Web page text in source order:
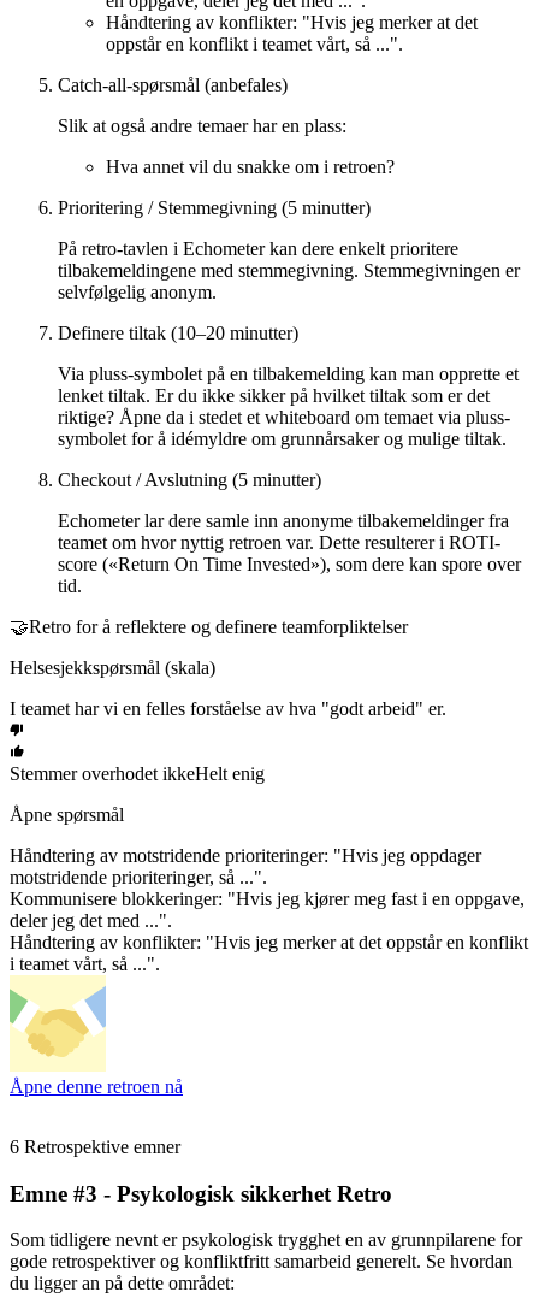
Håndtering av konflikter: "Hvis jeg merker at det
oppstår en konflikt i teamet vårt, så ...".
Catch-all-spørsmål (anbefales)
Slik at også andre temaer har en plass:
Hva annet vil du snakke om i retroen?
Prioritering / Stemmegivning (5 minutter)
På retro-tavlen i Echometer kan dere enkelt prioritere
tilbakemeldingene med stemmegivning. Stemmegivningen er
selvfølgelig anonym.
Definere tiltak (10–20 minutter)
Via pluss-symbolet på en tilbakemelding kan man opprette et
lenket tiltak. Er du ikke sikker på hvilket tiltak som er det
riktige? Åpne da i stedet et whiteboard om temaet via pluss-
symbolet for å idémyldre om grunnårsaker og mulige tiltak.
Checkout / Avslutning (5 minutter)
Echometer lar dere samle inn anonyme tilbakemeldinger fra
teamet om hvor nyttig retroen var. Dette resulterer i ROTI-
score («Return On Time Invested»), som dere kan spore over
tid.
🤝Retro for å reflektere og definere teamforpliktelser
Helsesjekkspørsmål (skala)
I teamet har vi en felles forståelse av hva "godt arbeid" er.
Stemmer overhodet ikkeHelt enig
Åpne spørsmål
Håndtering av motstridende prioriteringer: "Hvis jeg oppdager
motstridende prioriteringer, så ...".
Kommunisere blokkeringer: "Hvis jeg kjører meg fast i en oppgave,
deler jeg det med ...".
Håndtering av konflikter: "Hvis jeg merker at det oppstår en konflikt
i teamet vårt, så ...".
Åpne denne retroen nå
6 Retrospektive emner
Emne #3 - Psykologisk sikkerhet Retro
Som tidligere nevnt er psykologisk trygghet en av grunnpilarene for
gode retrospektiver og konfliktfritt samarbeid generelt. Se hvordan
du ligger an på dette området: